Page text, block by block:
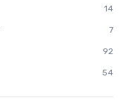
14
7
92
54